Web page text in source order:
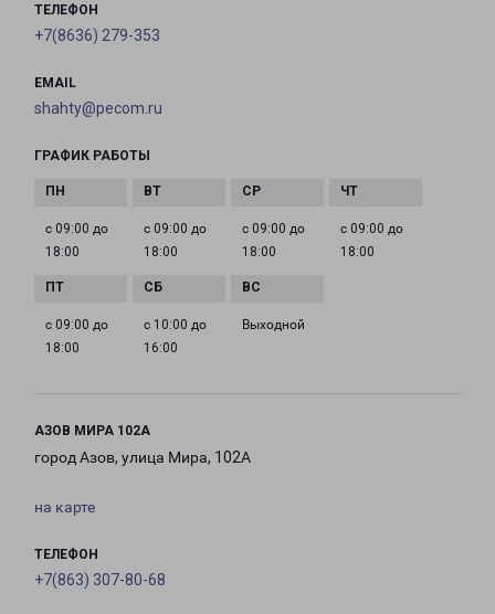
ТЕЛЕФОН
+7(8636) 279-353
EMAIL
shahty@pecom.ru
ГРАФИК РАБОТЫ
с 09:00 до
18:00
с 09:00 до
18:00
с 09:00 до
18:00
с 09:00 до
18:00
с 09:00 до
18:00
с 10:00 до
16:00
Выходной
АЗОВ МИРА 102А
город Азов, улица Мира, 102А
на карте
ТЕЛЕФОН
+7(863) 307-80-68